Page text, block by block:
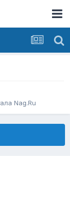
Nag.Ru